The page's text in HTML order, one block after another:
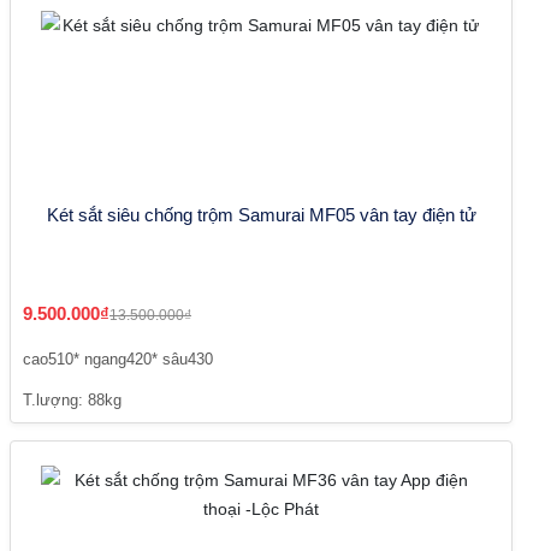
Két sắt siêu chống trộm Samurai MF05 vân tay điện tử
9.500.000₫13.500.000₫
cao510* ngang420* sâu430
T.lượng: 88kg